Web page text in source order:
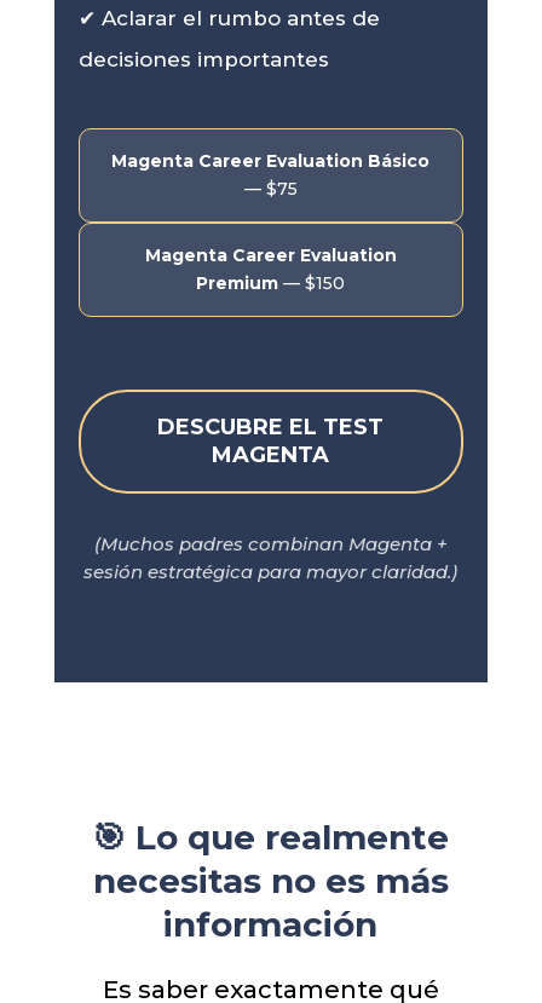
✔ Aclarar el rumbo antes de
decisiones importantes
Magenta Career Evaluation Básico
— $75
Magenta Career Evaluation
Premium — $150
DESCUBRE EL TEST
MAGENTA
(Muchos padres combinan Magenta +
sesión estratégica para mayor claridad.)
🎯 Lo que realmente
necesitas no es más
información
Es saber exactamente qué